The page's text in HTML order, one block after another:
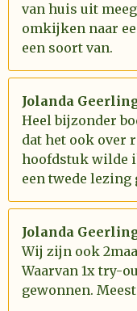
van huis uit
omkijken naar
een soort van.
Jolanda
Heel bijzonder
dat het ook over
hoofdstuk wilde
een twede lezing
Jolanda
Wij zijn ook
Waarvan 1x try-
gewonnen.